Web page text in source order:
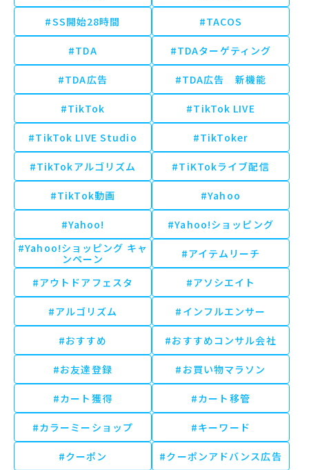
#SS開始28時間 #TACOS
#TDA #TDAターゲティング
#TDA広告 #TDA広告 新機能
#TikTok #TikTok LIVE
#TikTok LIVE Studio #TikToker
#TikTokアルゴリズム #TiKTokライブ配信
#TikTok動画 #Yahoo
#Yahoo!
#Yahoo!ショッピング
#Yahoo!ショッピング キャ
ンペーン
#アイテムリーチ
#アウトドアフェスタ #アソシエイト
#アルゴリズム #インフルエンサー
#おすすめ #おすすめコンサル会社
#お友達登録 #お買い物マラソン
#カート獲得 #カート移管
#カラーミーショップ #キーワード
#クーポン #クーポンアドバンス広告